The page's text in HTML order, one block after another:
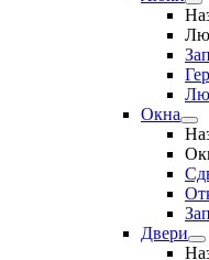
Окна
Двери